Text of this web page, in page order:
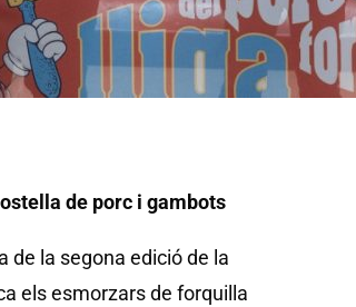
de porc i gambots
de la segona edició de la
els esmorzars de forquilla